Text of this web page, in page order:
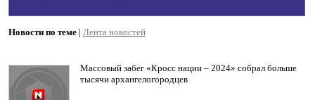
Новости по теме | Лента новостей
Массовый забег «Кросс нации – 2024» собрал больше
тысячи архангелогородцев